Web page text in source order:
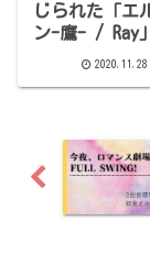
じられた「エ
ン-鷹- / Ray
2020.11.28